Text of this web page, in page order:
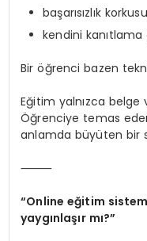
başarısızlık
kendini kanıtlama
Bir öğrenci bazen
Eğitim yalnızca belge
Öğrenciye temas
anlamda büyüten bir
⸻
“Online eğitim
yaygınlaşır mı?”